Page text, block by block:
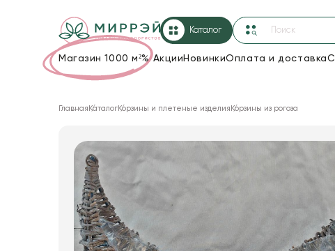
Каталог
Магазин 1000 м²%Акции НовинкиОплата и доставка
Корзины и плетеные изделия
Коробки для цветов
Декор для дома
Лента
Главная КаталогКорзины и плетеные изделия Корзины из рогоза